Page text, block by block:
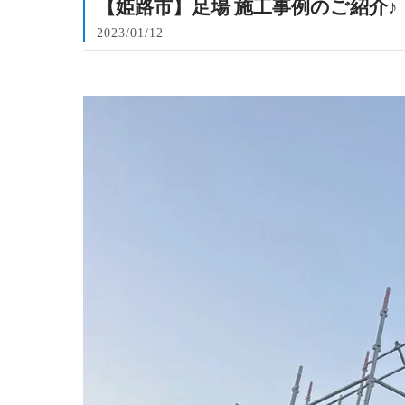
【姫路市】足場 施工事例のご紹介
2023/01/12